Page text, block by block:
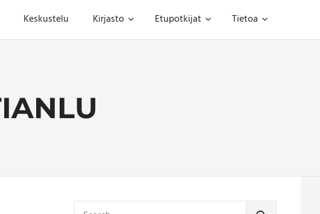
Keskustelu Kirjasto Etupotkijat Tietoa